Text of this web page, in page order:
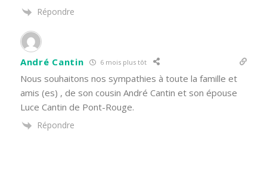
Répondre
André Cantin 6 mois plus tôt
Nous souhaitons nos sympathies à toute la famille et
amis (es) , de son cousin André Cantin et son épouse
Luce Cantin de Pont-Rouge.
Répondre